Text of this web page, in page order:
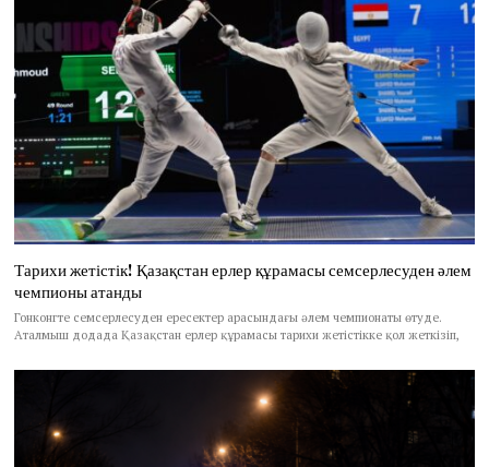
Тарихи жетістік! Қазақстан ерлер құрамасы семсерлесуден әлем
чемпионы атанды
Гонконгте семсерлесуден ересектер арасындағы әлем чемпионаты өтуде.
Аталмыш додада Қазақстан ерлер құрамасы тарихи жетістікке қол жеткізіп,